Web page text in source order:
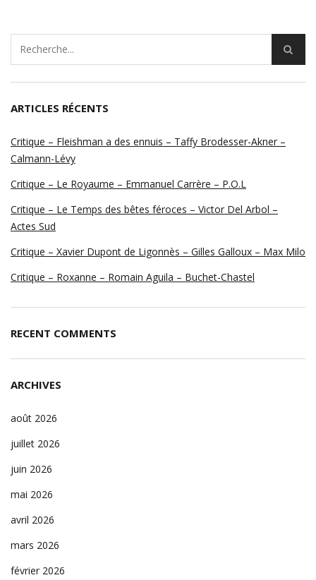
ARTICLES RÉCENTS
Critique – Fleishman a des ennuis – Taffy Brodesser-Akner –
Calmann-Lévy
Critique – Le Royaume – Emmanuel Carrère – P.O.L
Critique – Le Temps des bêtes féroces – Victor Del Arbol –
Actes Sud
Critique – Xavier Dupont de Ligonnès – Gilles Galloux – Max Milo
Critique – Roxanne – Romain Aguila – Buchet-Chastel
RECENT COMMENTS
ARCHIVES
août 2026
juillet 2026
juin 2026
mai 2026
avril 2026
mars 2026
février 2026